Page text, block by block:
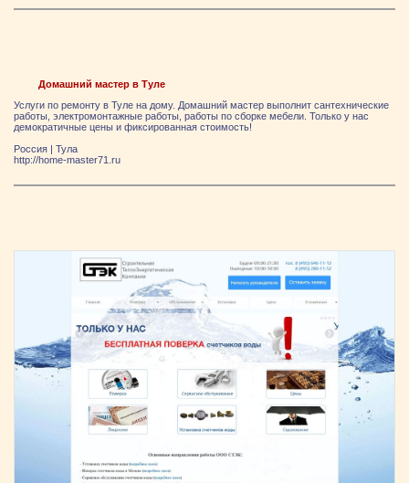
Домашний мастер в Туле
Услуги по ремонту в Туле на дому. Домашний мастер выполнит сантехнические
работы, электромонтажные работы, работы по сборке мебели. Только у нас
демократичные цены и фиксированная стоимость!
Россия | Тула
http://home-master71.ru